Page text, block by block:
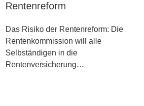
Rentenreform
Das Risiko der Rentenreform: Die
Rentenkommission will alle
Selbständigen in die
Rentenversicherung…